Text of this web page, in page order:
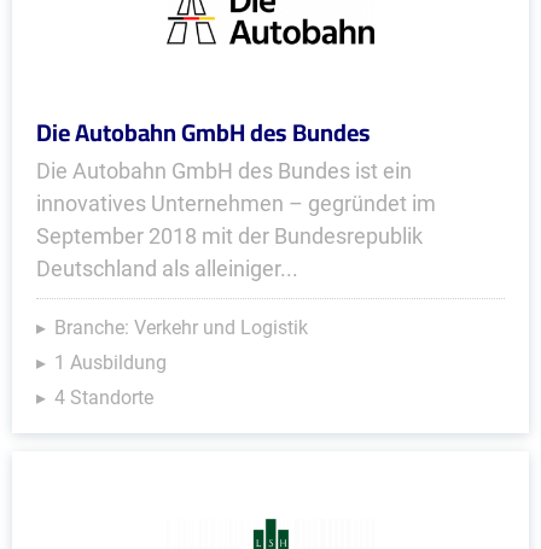
Die Autobahn GmbH des Bundes
Die Autobahn GmbH des Bundes ist ein
innovatives Unternehmen – gegründet im
September 2018 mit der Bundesrepublik
Deutschland als alleiniger...
Branche: Verkehr und Logistik
1 Ausbildung
4 Standorte